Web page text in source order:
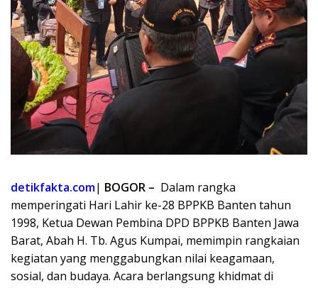
detikfakta.com| BOGOR – Dalam rangka
memperingati Hari Lahir ke-28 BPPKB Banten tahun
1998, Ketua Dewan Pembina DPD BPPKB Banten Jawa
Barat, Abah H. Tb. Agus Kumpai, memimpin rangkaian
kegiatan yang menggabungkan nilai keagamaan,
sosial, dan budaya. Acara berlangsung khidmat di